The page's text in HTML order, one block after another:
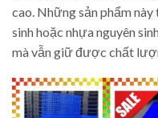
cao. Những sản phẩm
sinh hoặc nhựa nguyên
mà vẫn giữ được chất